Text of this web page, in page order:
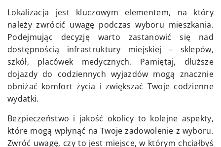
Lokalizacja jest kluczowym elementem, na który
należy zwrócić uwagę podczas wyboru mieszkania.
Podejmując decyzję warto zastanowić się nad
dostępnością infrastruktury miejskiej – sklepów,
szkół, placówek medycznych. Pamiętaj, dłuższe
dojazdy do codziennych wyjazdów mogą znacznie
obniżać komfort życia i zwiększać Twoje codzienne
wydatki.
Bezpieczeństwo i jakość okolicy to kolejne aspekty,
które mogą wpłynąć na Twoje zadowolenie z wyboru.
Zwróć uwagę, czy to jest miejsce, w którym chciałbyś